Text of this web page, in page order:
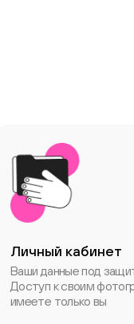
Личный кабинет
Ваши данные под
Доступ к своим
имеете только вы